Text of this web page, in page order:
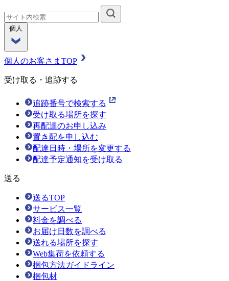
個人
個人のお客さまTOP
受け取る・追跡する
追跡番号で検索する
受け取る場所を探す
再配達のお申し込み
置き配を申し込む
配達日時・場所を変更する
配達予定通知を受け取る
送る
送るTOP
サービス一覧
料金を調べる
お届け日数を調べる
送れる場所を探す
Web集荷を依頼する
梱包方法ガイドライン
梱包材